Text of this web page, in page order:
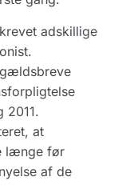
adskillige
2011.
at
længe før
af de